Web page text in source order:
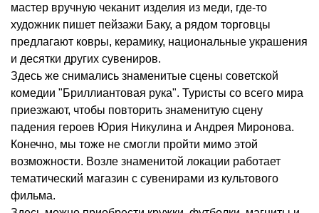
мастер вручную чеканит изделия из меди, где-то
художник пишет пейзажи Баку, а рядом торговцы
предлагают ковры, керамику, национальные украшения
и десятки других сувениров.
Здесь же снимались знаменитые сцены советской
комедии "Бриллиантовая рука". Туристы со всего мира
приезжают, чтобы повторить знаменитую сцену
падения героев Юрия Никулина и Андрея Миронова.
Конечно, мы тоже не смогли пройти мимо этой
возможности. Возле знаменитой локации работает
тематический магазин с сувенирами из культового
фильма.